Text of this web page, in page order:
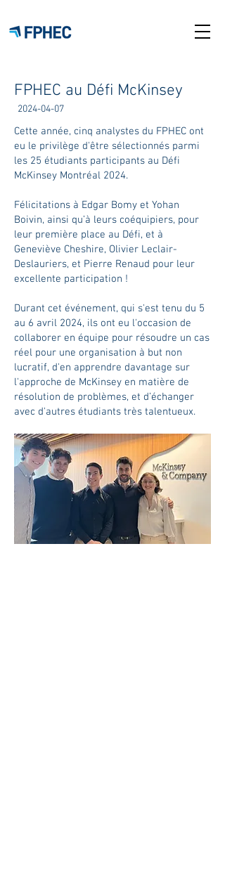
FPHEC au Défi McKinsey
2024-04-07
Cette année, cinq analystes du FPHEC ont
eu le privilège d'être sélectionnés parmi
les 25 étudiants participants au Défi
McKinsey Montréal 2024.
Félicitations à Edgar Bomy et Yohan
Boivin, ainsi qu’à leurs coéquipiers, pour
leur première place au Défi, et à
Geneviève Cheshire, Olivier Leclair-
Deslauriers, et Pierre Renaud pour leur
excellente participation !
Durant cet événement, qui s'est tenu du 5
au 6 avril 2024, ils ont eu l'occasion de
collaborer en équipe pour résoudre un cas
réel pour une organisation à but non
lucratif, d'en apprendre davantage sur
l'approche de McKinsey en matière de
résolution de problèmes, et d’échanger
avec d'autres étudiants très talentueux.